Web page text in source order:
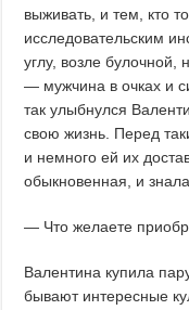
выживать, и тем, кто
исследовательским
углу, возле булочной,
— мужчина в очках и
так улыбнулся
свою жизнь. Перед
и немного ей их
обыкновенная, и
— Что желаете
Валентина купила
бывают интересные